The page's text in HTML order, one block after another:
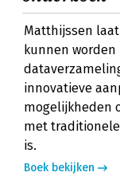
Matthijssen
kunnen
innovatieve
mogelijkheden
met
is.
Boek bekijken